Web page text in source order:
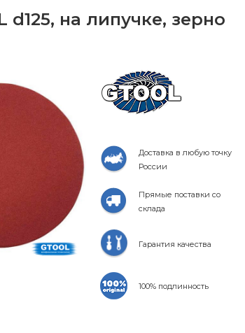
на липучке, зерно
Доставка в любую точку
России
Прямые поставки со
склада
Гарантия качества
100% подлинность